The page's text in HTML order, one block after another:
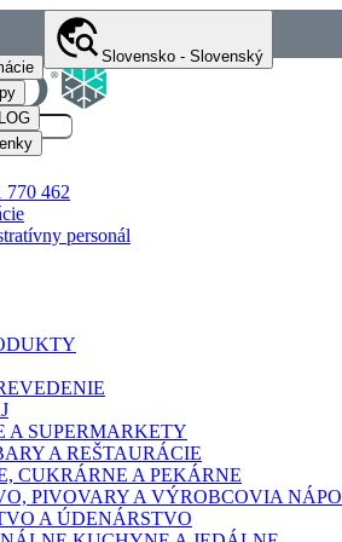
Slovensko - Slovenský
770 462
personál
A SUPERMARKETY
A REŠTAURÁCIE
CUKRÁRNE A PEKÁRNE
PIVOVARY A VÝROBCOVIA
A ÚDENÁRSTVO